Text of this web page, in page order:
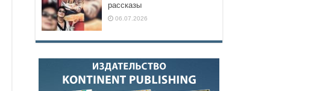
рассказы
06.07.2026